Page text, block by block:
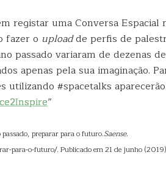
registar uma Conversa Espacial
fazer o uploadde perfis de
passado variaram de dezenas
apenas pela sua imaginação.
utilizando #spacetalks
”
preparar para o futuro.Saense.
para-o-futuro/. Publicado em 21 de junho